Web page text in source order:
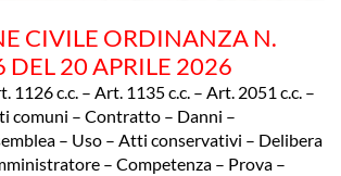
CIVILE ORDINANZA N.
20 APRILE 2026
1126 c.c. – Art. 1135 c.c. – Art. 2051 c.c. –
comuni – Contratto – Danni –
– Uso – Atti conservativi – Delibera
– Competenza – Prova –